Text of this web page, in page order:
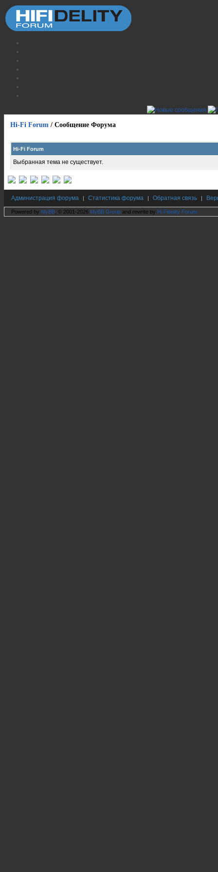
Hi-Fi Forum / Сообщение Форума
Hi-Fi Forum
Выбранная тема не существует.
Администрация форума | Статистика форума | Обратная связь |
Powered by MyBB , © 2001-2026 MyBB Group and rewrite by Hi Fidelity Forum